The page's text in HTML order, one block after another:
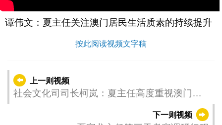
谭伟文：夏主任关注澳门居民生活质素的持续提升
按此阅读视频文字稿
上一则视频
社会文化司司长柯岚：夏主任高度重视澳门文
下一则视频